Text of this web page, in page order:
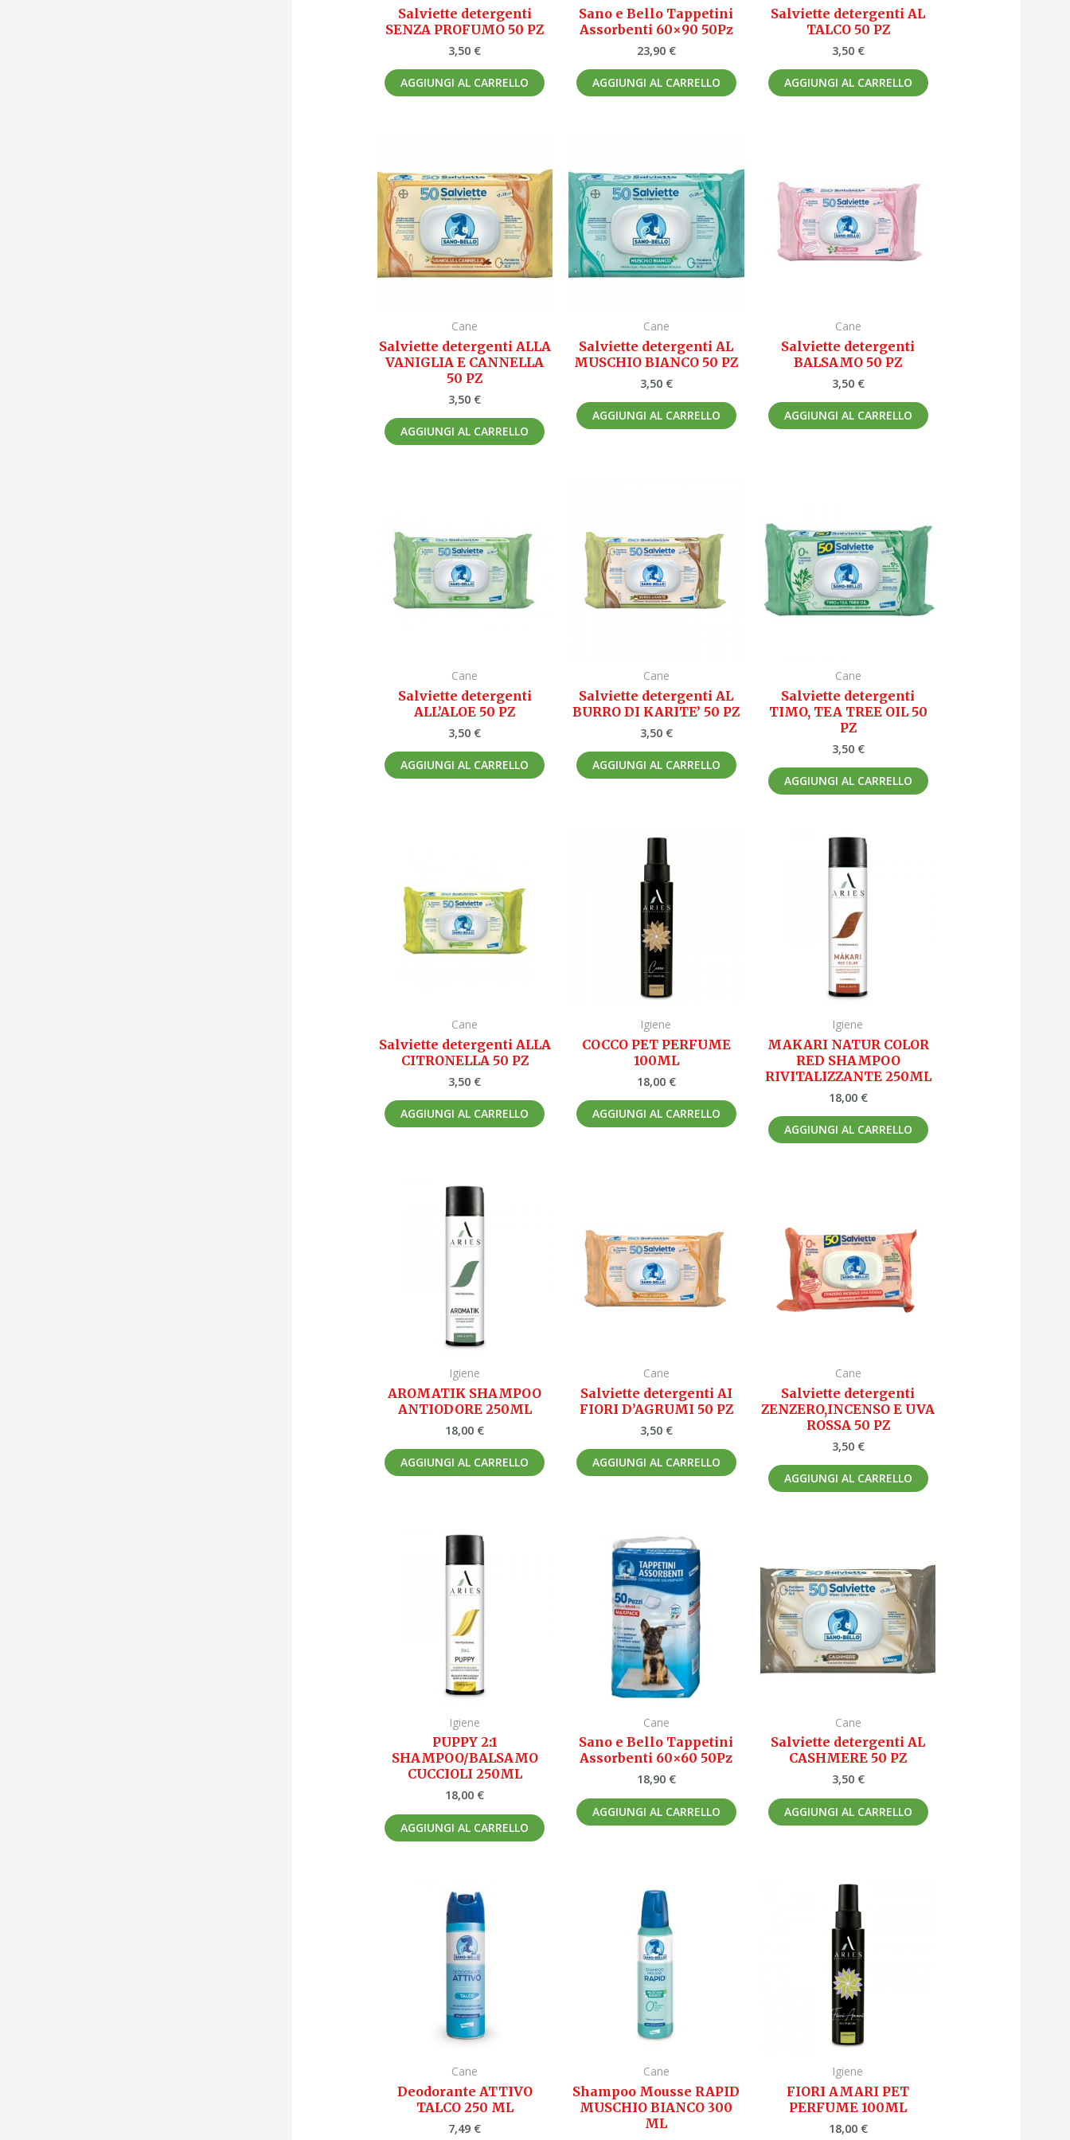
Salviette detergenti
SENZA PROFUMO 50 PZ
3,50 €
AGGIUNGI AL CARRELLO
Sano e Bello Tappetini
Assorbenti 60×90 50Pz
23,90 €
AGGIUNGI AL CARRELLO
Salviette detergenti AL
TALCO 50 PZ
3,50 €
AGGIUNGI AL CARRELLO
Cane
Salviette detergenti ALLA
VANIGLIA E CANNELLA
50 PZ
3,50 €
AGGIUNGI AL CARRELLO
Cane
Salviette detergenti AL
MUSCHIO BIANCO 50 PZ
3,50 €
AGGIUNGI AL CARRELLO
Cane
Salviette detergenti
BALSAMO 50 PZ
3,50 €
AGGIUNGI AL CARRELLO
Cane
Salviette detergenti
ALL’ALOE 50 PZ
3,50 €
AGGIUNGI AL CARRELLO
Cane
Salviette detergenti AL
BURRO DI KARITE’ 50 PZ
3,50 €
AGGIUNGI AL CARRELLO
Cane
Salviette detergenti
TIMO, TEA TREE OIL 50
PZ
3,50 €
AGGIUNGI AL CARRELLO
Cane
Salviette detergenti ALLA
CITRONELLA 50 PZ
3,50 €
AGGIUNGI AL CARRELLO
Igiene
COCCO PET PERFUME
100ML
18,00 €
AGGIUNGI AL CARRELLO
Igiene
MAKARI NATUR COLOR
RED SHAMPOO
RIVITALIZZANTE 250ML
18,00 €
AGGIUNGI AL CARRELLO
Igiene
AROMATIK SHAMPOO
ANTIODORE 250ML
18,00 €
AGGIUNGI AL CARRELLO
Cane
Salviette detergenti AI
FIORI D’AGRUMI 50 PZ
3,50 €
AGGIUNGI AL CARRELLO
Cane
Salviette detergenti
ZENZERO,INCENSO E UVA
ROSSA 50 PZ
3,50 €
AGGIUNGI AL CARRELLO
Igiene
PUPPY 2:1
SHAMPOO/BALSAMO
CUCCIOLI 250ML
18,00 €
AGGIUNGI AL CARRELLO
Cane
Sano e Bello Tappetini
Assorbenti 60×60 50Pz
18,90 €
AGGIUNGI AL CARRELLO
Cane
Salviette detergenti AL
CASHMERE 50 PZ
3,50 €
AGGIUNGI AL CARRELLO
Cane
Deodorante ATTIVO
TALCO 250 ML
7,49 €
Cane
Shampoo Mousse RAPID
MUSCHIO BIANCO 300
ML
Igiene
FIORI AMARI PET
PERFUME 100ML
18,00 €